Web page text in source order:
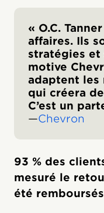
« O.C.
affaires. Ils
stratégies et
motive
adaptent les
qui créera
C’est un
—Chevron
93 % des
mesuré le
été